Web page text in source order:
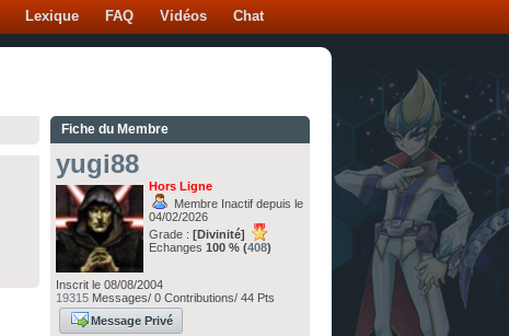
Lexique FAQ Vidéos Chat
Fiche du Membre
yugi88
Hors Ligne
Membre Inactif depuis le
04/02/2026
Grade : [Divinité]
Echanges 100 % (408)
Inscrit le 08/08/2004
19315Messages/ 0 Contributions/ 44 Pts
Message Privé